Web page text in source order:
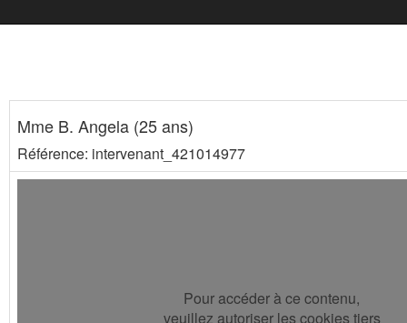
Mme B. Angela (25 ans)
Référence: intervenant_421014977
Pour accéder à ce contenu,
veuillez autoriser les cookies tiers